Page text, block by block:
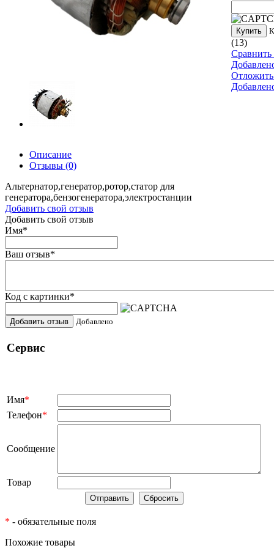
Купить
(13)
Сравнить
Отложить
Описание
Отзывы (0)
Альтернатор,генератор,ротор,статор для
генератора,бензогенератора,электростанции
Добавить свой отзыв
Добавить свой отзыв
Имя*
Ваш отзыв*
Код с картинки*
Добавить отзыв Добавлено
Сервис
Имя*
Телефон*
Сообщение
Товар
* - обязательные поля
Похожие товары